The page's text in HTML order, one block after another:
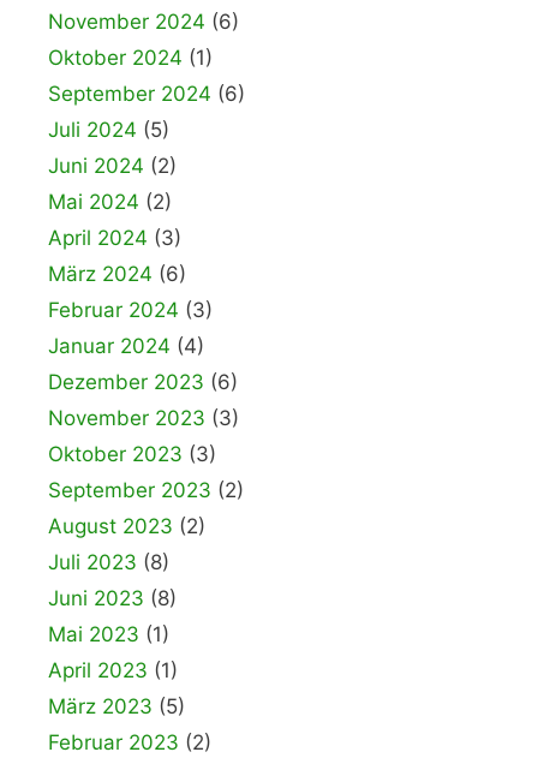
November 2024 (6)
Oktober 2024 (1)
September 2024 (6)
Juli 2024 (5)
Juni 2024 (2)
Mai 2024 (2)
April 2024 (3)
März 2024 (6)
Februar 2024 (3)
Januar 2024 (4)
Dezember 2023 (6)
November 2023 (3)
Oktober 2023 (3)
September 2023 (2)
August 2023 (2)
Juli 2023 (8)
Juni 2023 (8)
Mai 2023 (1)
April 2023 (1)
März 2023 (5)
Februar 2023 (2)